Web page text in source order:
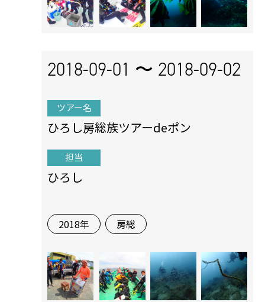
2018-09-01 〜 2018-09-02
ツアー名
ひろし房総族ツアーdeポン
担当
ひろし
2018年 房総